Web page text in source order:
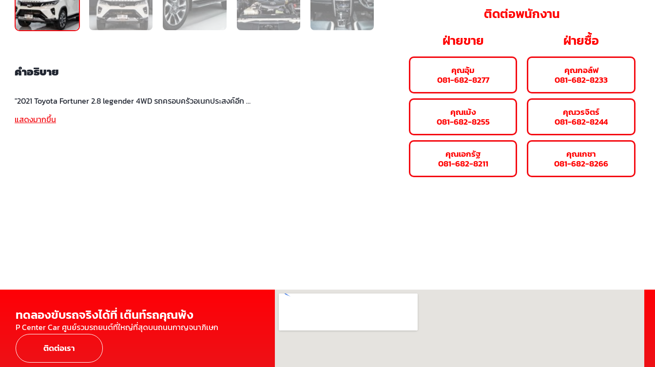
คำอธิบาย
"2021 Toyota Fortuner 2.8 legender 4WD รถครอบครัวอเนกประสงค์อีก …
แสดงมากขึ้น
ติดต่อพนักงาน
ฝ่ายขาย
คุณอุ้ม
081-682-8277
คุณเม้ง
081-682-8255
คุณเอกรัฐ
081-682-8211
ฝ่ายซื้อ
คุณกอล์ฟ
081-682-8233
คุณวรจิตร์
081-682-8244
คุณเกชา
081-682-8266
ทดลองขับรถจริงได้ที่ เต๊นท์รถคุณพ้ง
P Center Car ศูนย์รวมรถยนต์ที่ใหญ่ที่สุดบนถนนกาญจนาภิเษก
ติดต่อเรา